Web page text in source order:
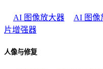
AI 图像放大器 AI 图像
片增强器
人像与修复